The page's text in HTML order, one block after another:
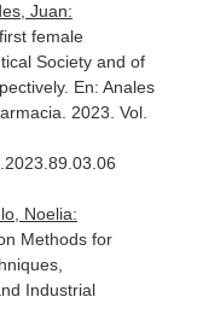
Juan:
female
Society and of
En: Anales
. 2023. Vol.
Noelia:
Methods for
Industrial